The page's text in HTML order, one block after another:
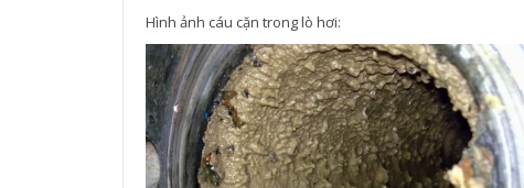
Hình ảnh cáu cặn trong lò hơi: